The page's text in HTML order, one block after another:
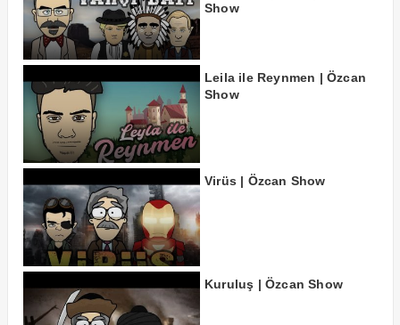
Show
Leila ile Reynmen | Özcan
Show
Virüs | Özcan Show
Kuruluş | Özcan Show